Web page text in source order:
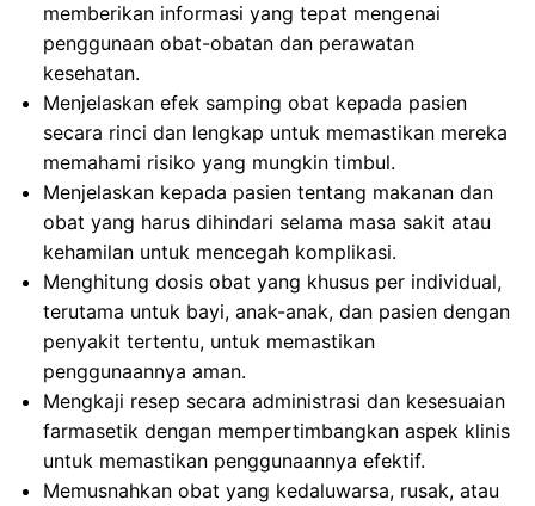
memberikan informasi yang tepat mengenai
penggunaan obat-obatan dan perawatan
kesehatan.
Menjelaskan efek samping obat kepada pasien
secara rinci dan lengkap untuk memastikan mereka
memahami risiko yang mungkin timbul.
Menjelaskan kepada pasien tentang makanan dan
obat yang harus dihindari selama masa sakit atau
kehamilan untuk mencegah komplikasi.
Menghitung dosis obat yang khusus per individual,
terutama untuk bayi, anak-anak, dan pasien dengan
penyakit tertentu, untuk memastikan
penggunaannya aman.
Mengkaji resep secara administrasi dan kesesuaian
farmasetik dengan mempertimbangkan aspek klinis
untuk memastikan penggunaannya efektif.
Memusnahkan obat yang kedaluwarsa, rusak, atau